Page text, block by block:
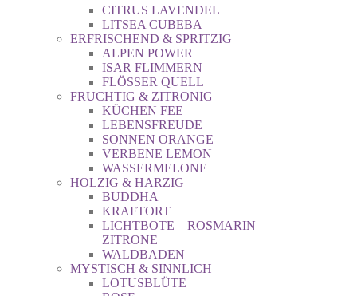
CITRUS LAVENDEL
LITSEA CUBEBA
ERFRISCHEND & SPRITZIG
ALPEN POWER
ISAR FLIMMERN
FLÖSSER QUELL
FRUCHTIG & ZITRONIG
KÜCHEN FEE
LEBENSFREUDE
SONNEN ORANGE
VERBENE LEMON
WASSERMELONE
HOLZIG & HARZIG
BUDDHA
KRAFTORT
LICHTBOTE – ROSMARIN
ZITRONE
WALDBADEN
MYSTISCH & SINNLICH
LOTUSBLÜTE